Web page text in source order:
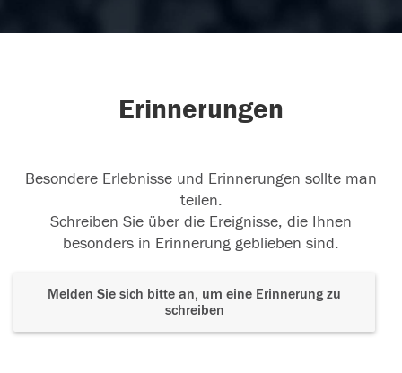
Erinnerungen
Besondere Erlebnisse und Erinnerungen sollte man
teilen.
Schreiben Sie über die Ereignisse, die Ihnen
besonders in Erinnerung geblieben sind.
Melden Sie sich bitte an, um eine Erinnerung zu
schreiben